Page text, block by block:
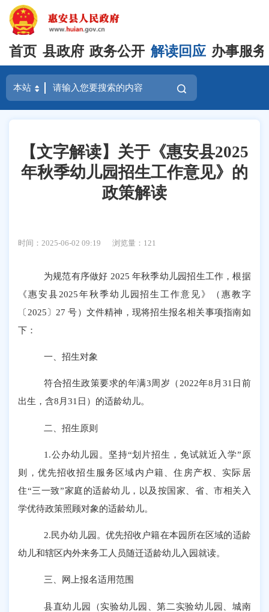
首页 县政府 政务公开 解读回应 办事服务
【文字解读】关于《惠安县2025
年秋季幼儿园招生工作意见》的
政策解读
时间：2025-06-02 09:19 浏览量： 121
为规范有序做好 2025 年秋季幼儿园招生工作，根据
《惠安县2025年秋季幼儿园招生工作意见》（惠教字
〔2025〕27 号）文件精神，现将招生报名相关事项指南如
下：
一、招生对象
符合招生政策要求的年满3周岁（2022年8月31日前
出生，含8月31日）的适龄幼儿。
二、招生原则
1.公办幼儿园。坚持“划片招生，免试就近入学”原
则，优先招收招生服务区域内户籍、住房产权、实际居
住“三一致”家庭的适龄幼儿，以及按国家、省、市相关入
学优待政策照顾对象的适龄幼儿。
2.民办幼儿园。优先招收户籍在本园所在区域的适龄
幼儿和辖区内外来务工人员随迁适龄幼儿入园就读。
三、 网上报名适用范围
县直幼儿园（实验幼儿园、第二实验幼儿园、城南